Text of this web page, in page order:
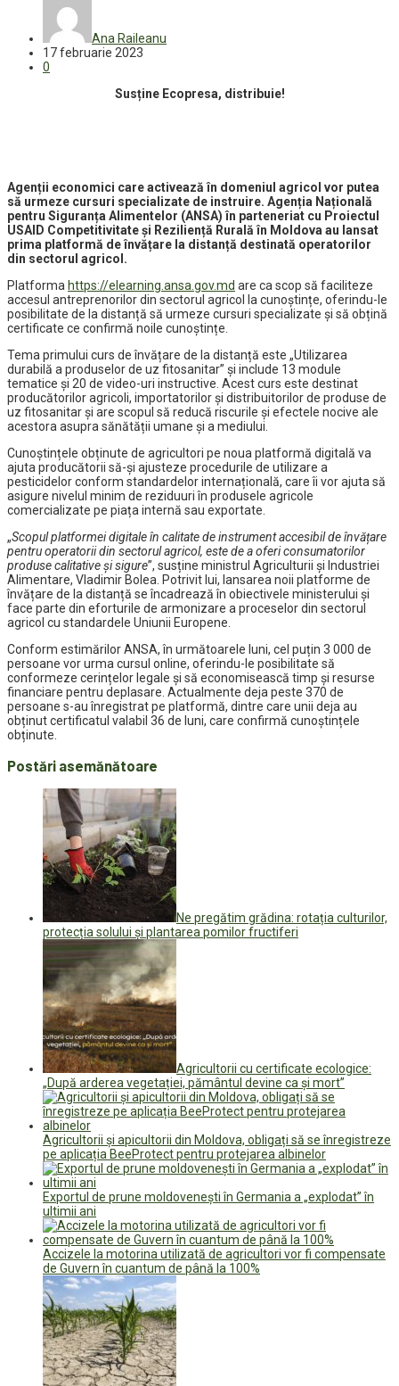
Ana Raileanu
17 februarie 2023
0
Susține Ecopresa, distribuie!
Agenții economici care activează în domeniul agricol vor putea
să urmeze cursuri specializate de instruire. Agenția Națională
pentru Siguranța Alimentelor (ANSA) în parteneriat cu Proiectul
USAID Competitivitate și Reziliență Rurală în Moldova au lansat
prima platformă de învățare la distanță destinată operatorilor
din sectorul agricol.
Platforma https://elearning.ansa.gov.md are ca scop să faciliteze
accesul antreprenorilor din sectorul agricol la cunoștințe, oferindu-le
posibilitate de la distanță să urmeze cursuri specializate și să obțină
certificate ce confirmă noile cunoștințe.
Tema primului curs de învățare de la distanță este „Utilizarea
durabilă a produselor de uz fitosanitar” și include 13 module
tematice și 20 de video-uri instructive. Acest curs este destinat
producătorilor agricoli, importatorilor și distribuitorilor de produse de
uz fitosanitar și are scopul să reducă riscurile şi efectele nocive ale
acestora asupra sănătății umane şi a mediului.
Cunoștințele obținute de agricultori pe noua platformă digitală va
ajuta producătorii să-și ajusteze procedurile de utilizare a
pesticidelor conform standardelor internațională, care îi vor ajuta să
asigure nivelul minim de reziduuri în produsele agricole
comercializate pe piața internă sau exportate.
„Scopul platformei digitale în calitate de instrument accesibil de învățare
pentru operatorii din sectorul agricol, este de a oferi consumatorilor
produse calitative și sigure”, susține ministrul Agriculturii și Industriei
Alimentare, Vladimir Bolea. Potrivit lui, lansarea noii platforme de
învățare de la distanță se încadrează în obiectivele ministerului și
face parte din eforturile de armonizare a proceselor din sectorul
agricol cu standardele Uniunii Europene.
Conform estimărilor ANSA, în următoarele luni, cel puțin 3 000 de
persoane vor urma cursul online, oferindu-le posibilitate să
conformeze cerințelor legale și să economisească timp și resurse
financiare pentru deplasare. Actualmente deja peste 370 de
persoane s-au înregistrat pe platformă, dintre care unii deja au
obținut certificatul valabil 36 de luni, care confirmă cunoștințele
obținute.
Postări asemănătoare
Ne pregătim grădina: rotația culturilor,
protecția solului și plantarea pomilor fructiferi
Agricultorii cu certificate ecologice:
„După arderea vegetației, pământul devine ca și mort”
Agricultorii și apicultorii din Moldova, obligați să se înregistreze
pe aplicația BeeProtect pentru protejarea albinelor
Exportul de prune moldovenești în Germania a „explodat” în
ultimii ani
Accizele la motorina utilizată de agricultori vor fi compensate
de Guvern în cuantum de până la 100%